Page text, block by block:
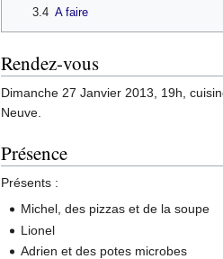
3.4 A faire
Rendez-vous
Dimanche 27 Janvier 2013, 19h,
Neuve.
Présence
Présents :
Michel, des pizzas et de la soupe
Lionel
Adrien et des potes microbes